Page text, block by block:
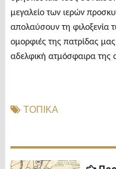
μεγαλείο των ιερών
απολαύσουν τη φιλοξενία
ομορφιές της πατρίδας
αδελφική ατμόσφαιρα της
ΤΟΠΙΚΑ
Πλοήγηση